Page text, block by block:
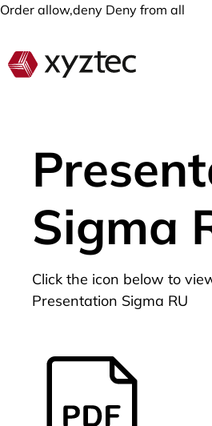
Order allow,deny Deny from all
Sigma
Click the icon below to
Presentation Sigma RU